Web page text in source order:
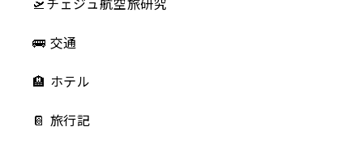
🚌 交通
🏨 ホテル
📔 旅行記